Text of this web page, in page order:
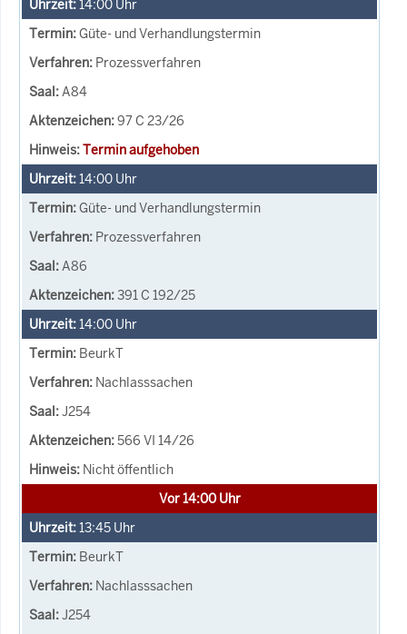
14:00 Uhr
Güte- und Verhandlungstermin
Prozessverfahren
A84
97 C 23/26
Termin aufgehoben
14:00 Uhr
Güte- und Verhandlungstermin
Prozessverfahren
A86
391 C 192/25
14:00 Uhr
BeurkT
Nachlasssachen
J254
566 VI 14/26
Nicht öffentlich
Vor 14:00 Uhr
13:45 Uhr
BeurkT
Nachlasssachen
J254